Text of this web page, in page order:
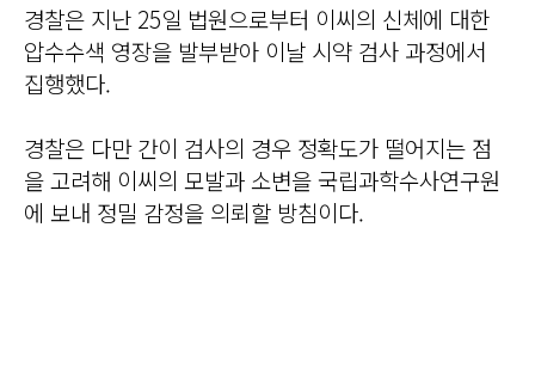
경찰은 지난 25일 법원으로부터 이씨의 신체에 대한
압수수색 영장을 발부받아 이날 시약 검사 과정에서
집행했다.
경찰은 다만 간이 검사의 경우 정확도가 떨어지는 점
을 고려해 이씨의 모발과 소변을 국립과학수사연구원
에 보내 정밀 감정을 의뢰할 방침이다.